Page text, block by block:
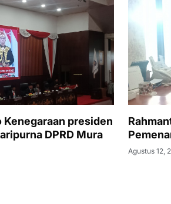
DPRD Mura
Agustus 12,